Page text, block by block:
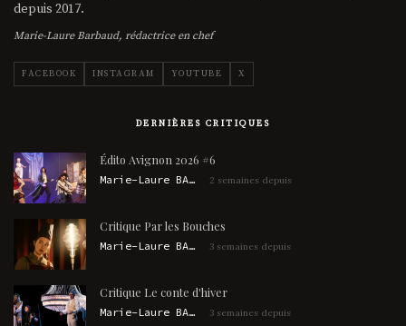
depuis 2017.
Marie-Laure Barbaud, rédactrice en chef
FACEBOOK INSTAGRAM YOUTUBE X
DERNIÈRES CRITIQUES
Édito Avignon 2026 #6
Marie-Laure BARBAUD 2 semaines depuis
Critique Par les Bouches
Marie-Laure BARBAUD 3 semaines depuis
Critique Le conte d'hiver
Marie-Laure BARBAUD 3 semaines depuis